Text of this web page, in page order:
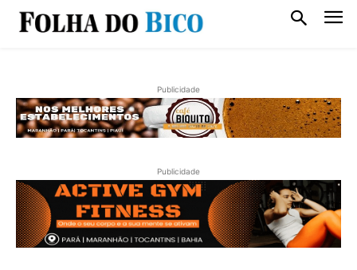
Publicidade
Publicidade